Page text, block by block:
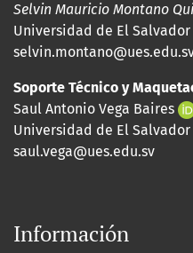
Selvin Mauricio Montano
Universidad de El Salvador
Soporte Técnico y
Saul Antonio Vega Baires
Universidad de El Salvador
saul.vega@ues.edu.sv
Información